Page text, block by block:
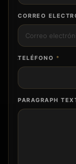
CORREO
TELÉFONO *
PARAGRAPH